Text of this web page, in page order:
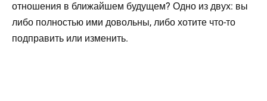
отношения в ближайшем будущем? Одно из двух: вы
либо полностью ими довольны, либо хотите что-то
подправить или изменить.